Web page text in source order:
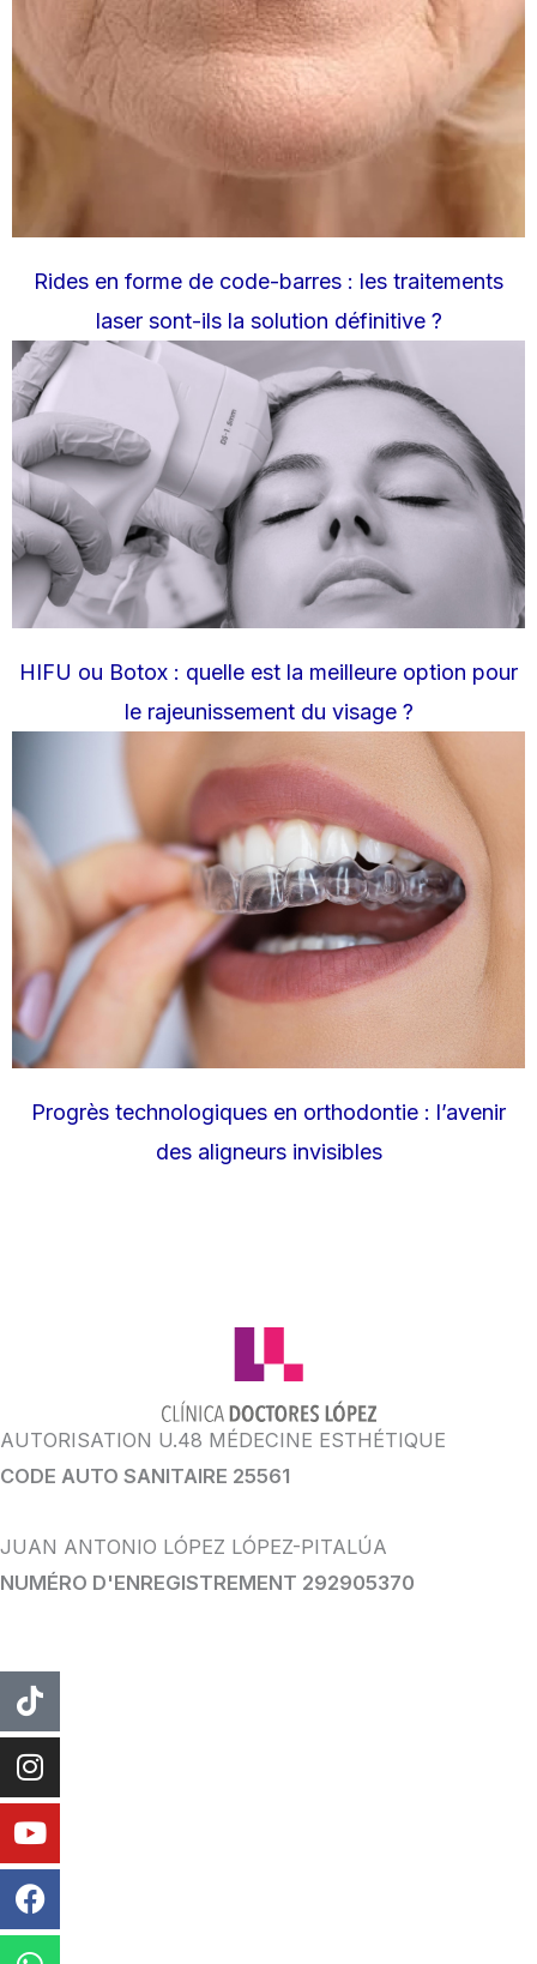
Rides en forme de code-barres : les traitements
laser sont-ils la solution définitive ?
HIFU ou Botox : quelle est la meilleure option pour
le rajeunissement du visage ?
Progrès technologiques en orthodontie : l’avenir
des aligneurs invisibles
AUTORISATION U.48 MÉDECINE ESTHÉTIQUE
CODE AUTO SANITAIRE 25561
JUAN ANTONIO LÓPEZ LÓPEZ-PITALÚA
NUMÉRO D'ENREGISTREMENT 292905370
TIC
Tac
Instagram
Youtube
Facebook
WhatsApp